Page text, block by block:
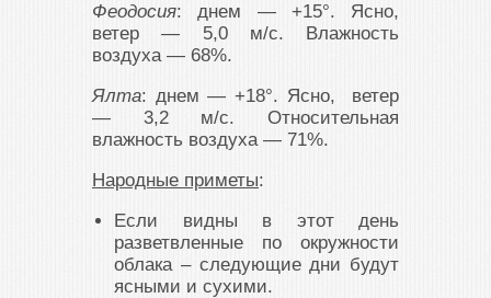
Феодосия: днем — +15°. Ясно,
ветер — 5,0 м/с. Влажность
воздуха — 68%.
Ялта: днем — +18°. Ясно, ветер
— 3,2 м/с. Относительная
влажность воздуха — 71%.
Народные приметы:
Если видны в этот день
разветвленные по окружности
облака – следующие дни будут
ясными и сухими.